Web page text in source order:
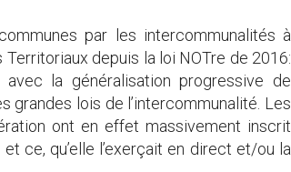
par les intercommunalités à
depuis la loi NOTre de 2016:
la généralisation progressive de
grandes lois de l’intercommunalité. Les
ont en effet massivement inscrit
ce, qu’elle l’exerçait en direct et/ou la